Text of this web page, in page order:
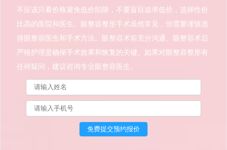
不应该只看价格避免低价陷阱，不要盲目追求低价，选择性价
比高的医院和医生。眼整容整形手术虽然常见，但需要谨慎选
择眼整容医生和手术方法。眼整容术前充分沟通、眼整容术后
严格护理是确保手术效果和恢复的关键。如果对眼整容整形有
任何疑问，建议咨询专业眼整容医生。